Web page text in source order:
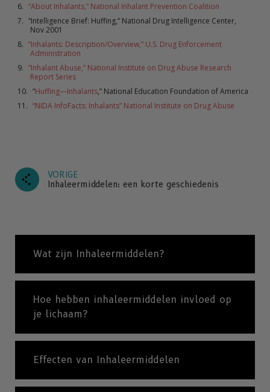
“About Inhalants,” National Inhalant Prevention Coalition
“Intelligence Brief: Huffing,” National Drug Intelligence Center,
Nov 2001
“Inhalants: Description/Overview,” U.S. Drug Enforcement
Administration
“Inhalant Abuse,” National Institute on Drug Abuse Research
Report Series
“Huffing—Inhalants,” National Education Foundation of America
“NIDA InfoFacts: Inhalants” National Institute on Drug Abuse
VORIGE
Inhaleermiddelen: een korte geschiedenis
Wat zijn Inhaleermiddelen?
Hoe hebben inhaleermiddelen invloed op
je lichaam?
Effecten van Inhaleermiddelen